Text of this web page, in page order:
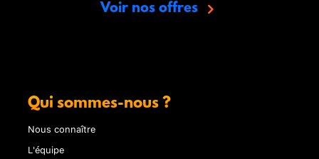
Voir nos offres
Qui sommes-nous ?
Nous connaître
L'équipe